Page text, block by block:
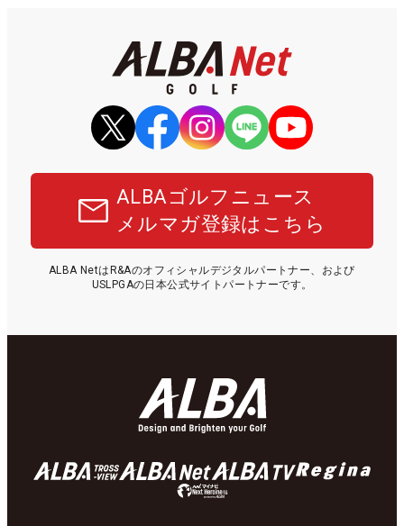
ALBAゴルフニュース
メルマガ登録はこちら
ALBA NetはR&Aのオフィシャルデジタルパートナー、および
USLPGAの日本公式サイトパートナーです。